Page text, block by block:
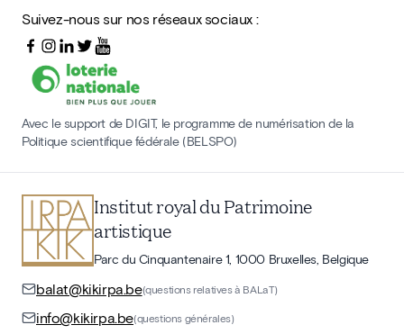
Suivez-nous sur nos réseaux sociaux :
Avec le support de DIGIT, le programme de numérisation de la
Politique scientifique fédérale (BELSPO)
Institut royal du Patrimoine
artistique
Parc du Cinquantenaire 1, 1000 Bruxelles, Belgique
balat@kikirpa.be(questions relatives à BALaT)
info@kikirpa.be(questions générales)